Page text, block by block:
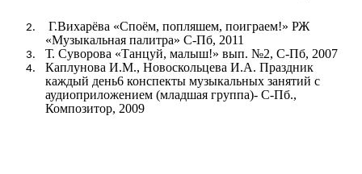
Г.Вихарёва «Споём, попляшем, поиграем!» РЖ
«Музыкальная палитра» С-Пб, 2011
Т. Суворова «Танцуй, малыш!» вып. №2, С-Пб, 2007
Каплунова И.М., Новоскольцева И.А. Праздник
каждый день6 конспекты музыкальных занятий с
аудиоприложением (младшая группа)- С-Пб.,
Композитор, 2009